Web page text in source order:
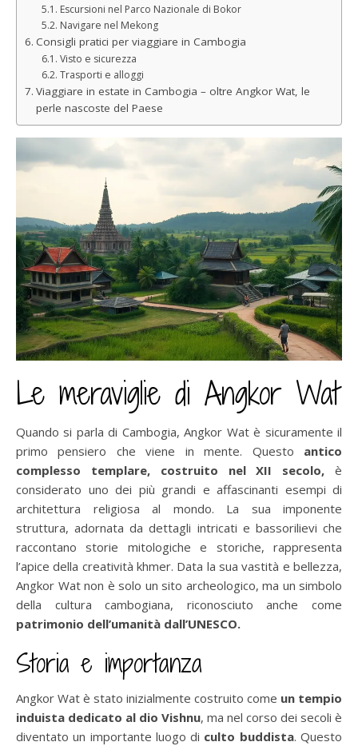
Escursioni nel Parco Nazionale di Bokor
Navigare nel Mekong
Consigli pratici per viaggiare in Cambogia
Visto e sicurezza
Trasporti e alloggi
Viaggiare in estate in Cambogia – oltre Angkor Wat, le
perle nascoste del Paese
Le meraviglie di Angkor Wat
Quando si parla di Cambogia, Angkor Wat è sicuramente il
primo pensiero che viene in mente. Questo antico
complesso templare, costruito nel XII secolo, è
considerato uno dei più grandi e affascinanti esempi di
architettura religiosa al mondo. La sua imponente
struttura, adornata da dettagli intricati e bassorilievi che
raccontano storie mitologiche e storiche, rappresenta
l’apice della creatività khmer. Data la sua vastità e bellezza,
Angkor Wat non è solo un sito archeologico, ma un simbolo
della cultura cambogiana, riconosciuto anche come
patrimonio dell’umanità dall’UNESCO.
Storia e importanza
Angkor Wat è stato inizialmente costruito come un tempio
induista dedicato al dio Vishnu, ma nel corso dei secoli è
diventato un importante luogo di culto buddista. Questo